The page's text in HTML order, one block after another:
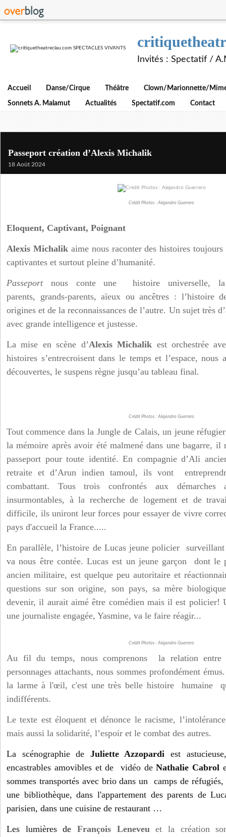
Invités : Spectatif /
Accueil Danse/Cirque Théâtre Clown/Marionnette/
Sonnets A. Malamut Actualités Spectatif.com Contact
Passeport création d’Alexis Michalik
18 Août 2024
Crédit Photos : Alejandro Guerrero
Eloquent, Captivant, Poignant
Alexis Michalik aime nous raconter des histoires toujours
captivantes et surtout pleine d’humanité.
Passeportnous conte une histoire universelle,
parents, grands-parents, aïeux ou ancêtres : l’histoire
origines et de la reconnaissances de l’autre. Un sujet très
avec grande intelligence et justesse.
La mise en scène d’Alexis Michalik est orchestrée
histoires s’entrecroisent dans le temps et l’espace, nous
découvertes, le suspens règne jusqu’au tableau final.
Crédit Photos : Alejandro Guerrero
Tout commence dans la Jungle de Calais, un jeune
la mémoire après avoir été malmené dans une bagarre, il
passeport pour toute identité. En compagnie d’Ali
retraite et d’Arun indien tamoul, ils vont
combattant. Tous troisconfrontés aux démarches
insurmontables, à la recherche de logement et de
difficile, ils uniront leur forces pour essayer de vivre
pays d'accueil la France.....
En parallèle, l’histoire de Lucas jeune policier
va nous être contée. Lucas est un jeune garçon dont le
ancien militaire, est quelque peu autoritaire et
questions sur son origine, son pays, sa mère
devenir, il aurait aimé être comédien mais il est policier!
une journaliste engagée, Yasmine, va le faire réagir...
Crédit Photos : Alejandro Guerrero
Au fil du temps, nous comprenons la relation entre
personnages attachants, nous sommes profondément
la larme à l'œil, c'est une très belle histoire humaine
indifférents.
Le texte est éloquent et dénonce le racisme,
mais aussi la solidarité, l’espoir et le combat des autres.
La scénographie de Juliette Azzopardi est
encastrables amovibles et de vidéo deNathalie Cabrol
sommes transportés avec brio dans un camps de
une bibliothèque, dans l'appartement des parents de
parisien, dans une cuisine de restaurant …
Les lumières de François Leneveuet la création